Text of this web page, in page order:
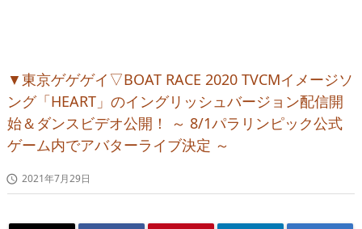
▼東京ゲゲゲイ▽BOAT RACE 2020 TVCMイメージソ
ング「HEART」のイングリッシュバージョン配信開
始＆ダンスビデオ公開！ ～ 8/1パラリンピック公式
ゲーム内でアバターライブ決定 ～
 2021年7月29日